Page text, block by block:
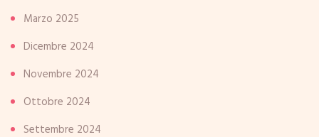
Marzo 2025
Dicembre 2024
Novembre 2024
Ottobre 2024
Settembre 2024